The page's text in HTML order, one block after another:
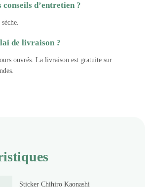
conseils d’entretien ?
de livraison ?
ouvrés. La livraison est gratuite sur
Sticker Chihiro Kaonashi